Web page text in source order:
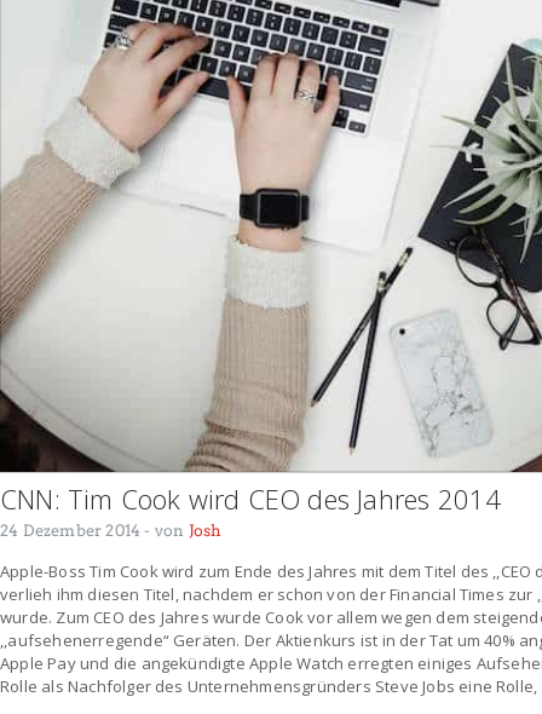
CNN: Tim Cook wird CEO des Jahres 2014
24 Dezember 2014 - von Josh
Apple-Boss Tim Cook wird zum Ende des Jahres mit dem Titel des ,,CEO
verlieh ihm diesen Titel, nachdem er schon von der Financial Times zur
wurde. Zum CEO des Jahres wurde Cook vor allem wegen dem
,,aufsehenerregende“ Geräten. Der Aktienkurs ist in der Tat um 40%
Apple Pay und die angekündigte Apple Watch erregten einiges
Rolle als Nachfolger des Unternehmensgründers Steve Jobs eine Rolle,